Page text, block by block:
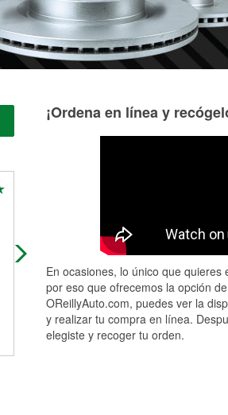
Matt and his team are phenomenal!
Super Proffesional and helpfull.
¡Ordena en línea y
En ocasiones, lo único que
por eso que ofrecemos la opción
OReillyAuto.com, puedes ver la
y realizar tu compra en línea.
elegiste y recoger tu orden.